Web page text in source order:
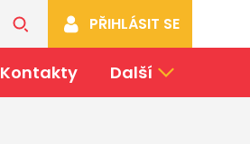
PŘIHLÁSIT SE
Kontakty Další